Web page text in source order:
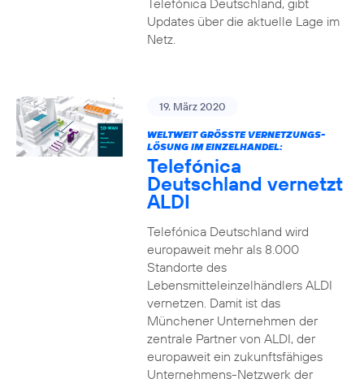
Telefónica Deutschland, gibt
Updates über die aktuelle Lage im
Netz.
19. März 2020
WELTWEIT GRÖSSTE VERNETZUNGS-L
ÖSUNG IM EINZELHANDEL:
Telefónica
Deutschland vernetzt
ALDI
Telefónica Deutschland wird
europaweit mehr als 8.000
Standorte des
Lebensmitteleinzelhändlers ALDI
vernetzen. Damit ist das
Münchener Unternehmen der
zentrale Partner von ALDI, der
europaweit ein zukunftsfähiges
Unternehmens-Netzwerk der